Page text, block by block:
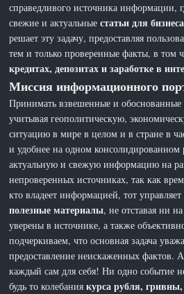
справедливого источника информации,
свежие и актуальныестатьи для бизнеса
решает эту задачу, предоставляя
тем и только проверенные факты, в том
кредитах, депозитах и заработке в
Миссия информационного
Принимать взвешенные и
учитывая геополитическую,
ситуацию в мире в целом и в стране в
и удобнее на одном консолидированном
актуальную и свежую информацию на
непроверенных источниках, так как
кто владеет информацией, тот
полезные материалы, не отставая ни
уверены в источнике, а также
подчеркиваем, что основная задача
предоставление неискаженных фактов.
каждый сам для себя! Ни одно событие
будь то колебаниякурса рубля,